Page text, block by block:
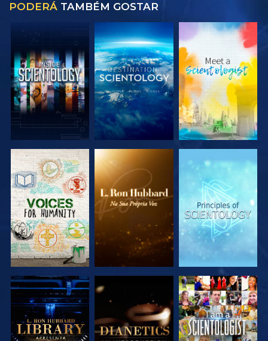
PODERÁ TAMBÉM GOSTAR
EXPLORAR A
SÉRIE
EXPLORAR A
SÉRIE
EXPLORAR A
SÉRIE
EXPLORAR A
SÉRIE
EXPLORAR A
SÉRIE
VER